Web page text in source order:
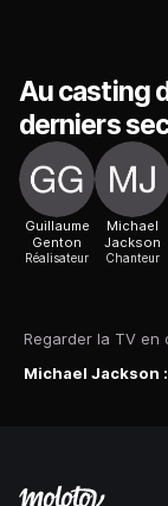
Regarder la TV en
Michael Jackson
Au casting
derniers
Guillaume
Genton
Réalisateur
Michael
Jackson
Chanteur